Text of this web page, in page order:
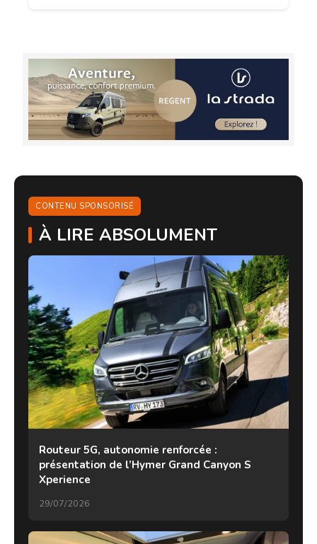
CONTENU SPONSORISÉ
À LIRE ABSOLUMENT
Routeur 5G, autonomie renforcée :
présentation de l’Hymer Grand Canyon S
Xperience
29/07/2026